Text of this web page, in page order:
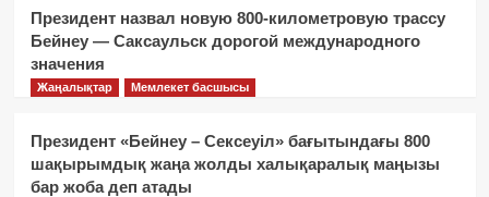
Президент назвал новую 800-километровую трассу
Бейнеу — Саксаульск дорогой международного
значения
Жаңалықтар Мемлекет басшысы
Президент «Бейнеу – Сексеуіл» бағытындағы 800
шақырымдық жаңа жолды халықаралық маңызы
бар жоба деп атады